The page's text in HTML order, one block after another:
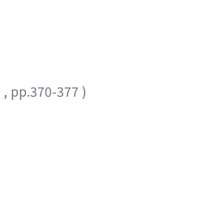
, pp.370-377 )